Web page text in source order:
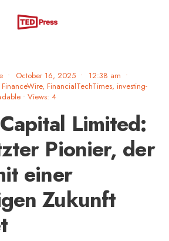
• October 16, 2025 • 12:38 am •
FinanceWire, FinancialTechTimes, investing-
• Views: 4
Limited:
Pionier, der
einer
Zukunft